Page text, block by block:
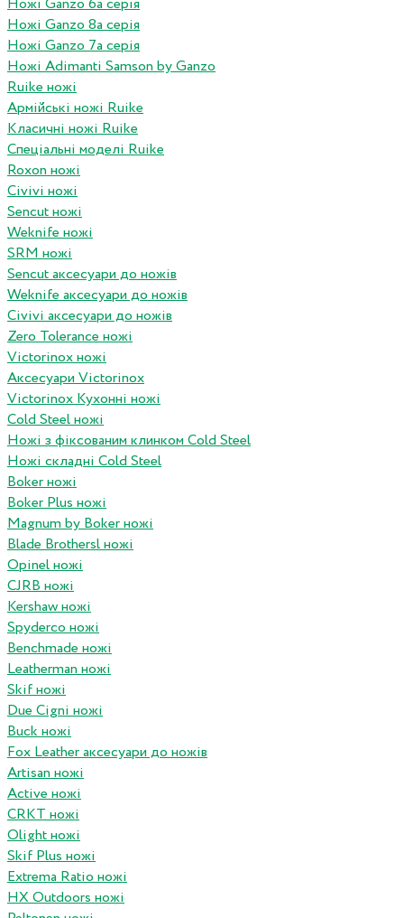
Ножі Ganzo 6а серія
Ножі Ganzo 8а серія
Ножі Ganzo 7а серія
Ножі Adimanti Samson by Ganzo
Ruike ножі
Армійські ножі Ruike
Класичні ножі Ruike
Спеціальні моделі Ruike
Roxon ножi
Civivi ножі
Sencut ножі
Weknife ножі
SRM ножі
Sencut аксесуари до ножів
Weknife аксесуари до ножів
Civivi аксесуари до ножів
Zero Tolerance ножі
Victorinox ножі
Аксесуари Victorinox
Victorinox Кухонні ножі
Cold Steel ножі
Ножі з фіксованим клинком Cold Steel
Ножі складні Cold Steel
Boker ножі
Boker Plus ножі
Magnum by Boker ножі
Blade Brothersl ножі
Opinel ножі
CJRB ножі
Kershaw ножі
Spyderco ножі
Benchmade ножі
Leatherman ножі
Skif ножі
Due Cigni ножі
Buck ножі
Fox Leather аксесуари до ножів
Artisan ножі
Active ножі
CRKT ножі
Olight ножі
Skif Plus ножі
Extrema Ratio ножі
HX Outdoors ножі